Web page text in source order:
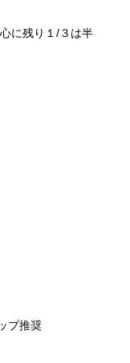
に残り１/３は半
プ推奨